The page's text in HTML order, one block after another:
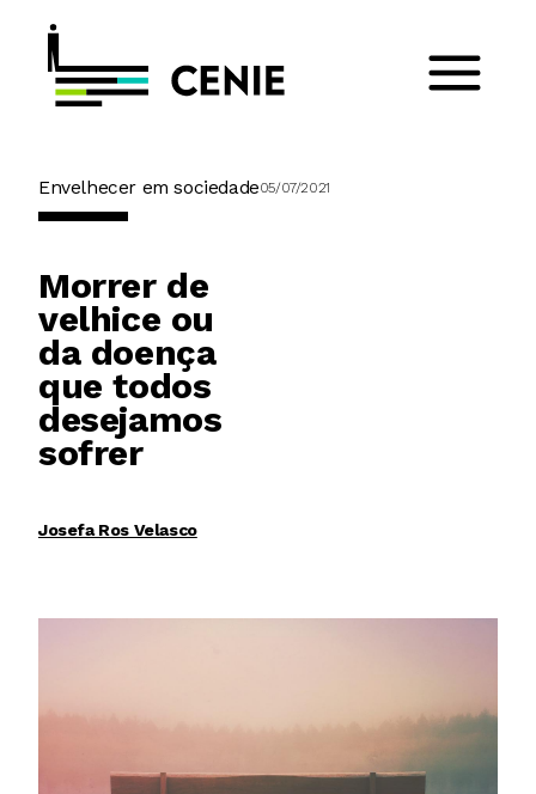
Envelhecer em sociedade05/07/2021
Morrer de
velhice ou
da doença
que todos
desejamos
sofrer
Josefa Ros Velasco